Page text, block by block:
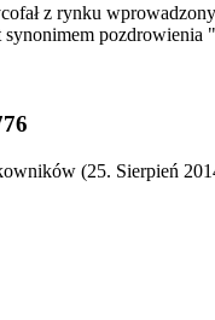
z rynku
synonimem
(25. Sierpień